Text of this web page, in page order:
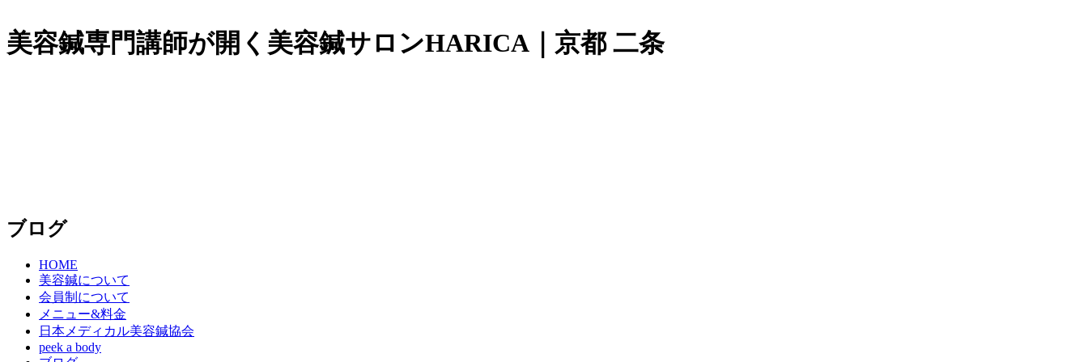
美容鍼専門講師が開く美容鍼サロンHARICA｜京都 二条
ブログ
HOME
美容鍼について
会員制について
メニュー&料金
日本メディカル美容鍼協会
peek a body